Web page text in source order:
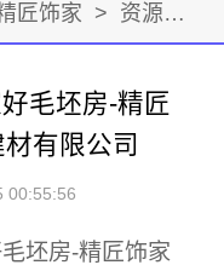
匠饰家 > 资源材料
毛坯房-精匠
有限公司
00:55:56
坯房-精匠饰家